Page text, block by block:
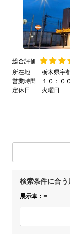
総合評価
所在地
栃木県宇
営業時間
１０：０
定休日
火曜日
検索条件に合
展示車： -
選択中のエリア